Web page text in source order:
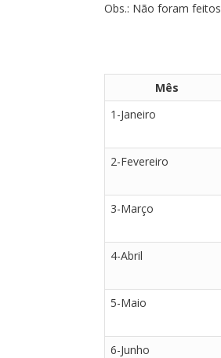
Obs.: Não foram
Mês
1-Janeiro
2-Fevereiro
3-Março
4-Abril
5-Maio
6-Junho